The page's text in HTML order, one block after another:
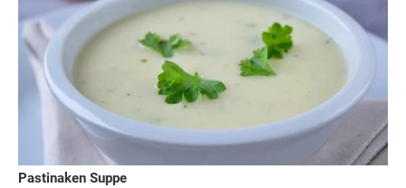
Pastinaken Suppe